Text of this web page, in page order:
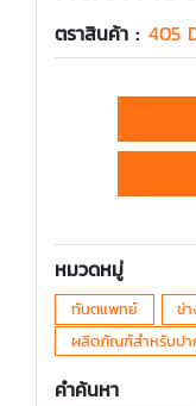
ตราสินค้า : 405
หมวดหมู่
ทันตแพทย์
ช่
ผลิตภัณฑ์สำหรับปา
คำค้นหา